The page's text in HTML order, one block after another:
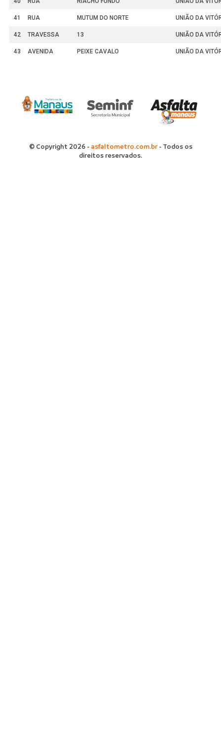
41 RUA MUTUM DO NORTE UNIÃO DA
42 TRAVESSA 13 UNIÃO DA
43 AVENIDA PEIXE CAVALO UNIÃO DA
© Copyright 2026 - asfaltometro.com.br- Todos os
direitos reservados.